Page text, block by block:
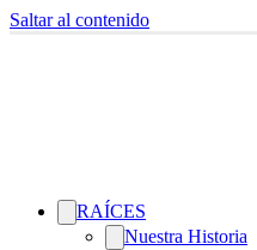
Saltar al contenido
RAÍCES
Nuestra Historia